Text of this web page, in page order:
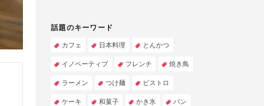
話題のキーワード
カフェ 日本料理 とんかつ
イノベーティブ フレンチ 焼き鳥
ラーメン つけ麺 ビストロ
ケーキ 和菓子 かき氷 パン